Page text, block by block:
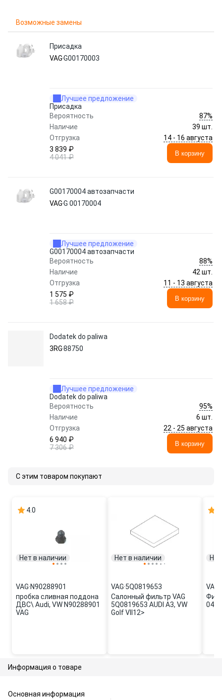
Возможные замены
Присадка
VAGG00170003
Лучшее предложение
Присадка
Вероятность
87%
Наличие
39 шт.
Отгрузка
14 - 16 августа
3 839 ₽
4 041 ₽
В корзину
G00170004 автозапчасти
VAGG 00170004
Лучшее предложение
G00170004 автозапчасти
Вероятность
88%
Наличие
42 шт.
Отгрузка
11 - 13 августа
1 575 ₽
1 658 ₽
В корзину
Dodatek do paliwa
3RG88750
Лучшее предложение
Dodatek do paliwa
Вероятность
95%
Наличие
6 шт.
Отгрузка
22 - 25 августа
6 940 ₽
7 306 ₽
В корзину
С этим товаром покупают
4.0
Нет в наличии
VAG·N90288901
пробка сливная поддона
ДВС\ Audi, VW N90288901
VAG
Нет в наличии
VAG·5Q0819653
Салонный фильтр VAG
5Q0819653 AUDI A3, VW
Golf VII12>
VAG
04E
Информация о товаре
Основная информация